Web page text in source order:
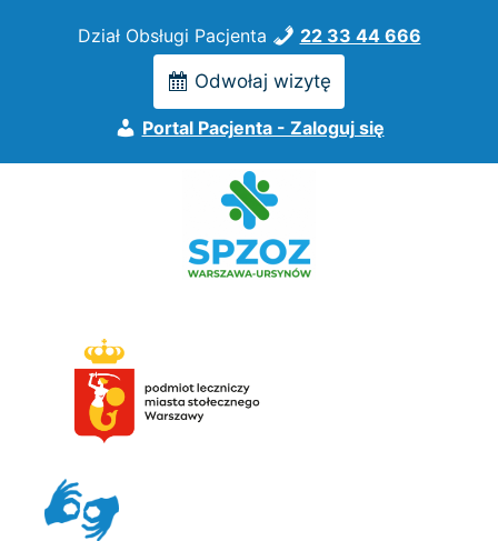
Dział Obsługi Pacjenta 22 33 44 666
Odwołaj wizytę
Portal Pacjenta - Zaloguj się